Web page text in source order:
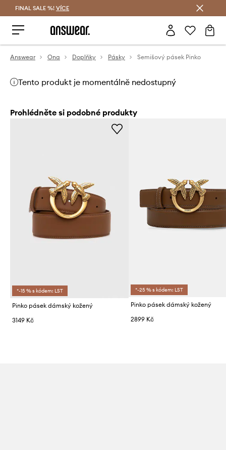
FINAL SALE %! VÍCE
Answear Ona Doplňky Pásky Semišový pásek Pinko
Tento produkt je momentálně nedostupný
Prohlédněte si podobné produkty
*-15 % s kódem: LST
Pinko pásek dámský kožený
3149 Kč
*-25 % s kódem: LST
Pinko pásek dámský kožený
2899 Kč